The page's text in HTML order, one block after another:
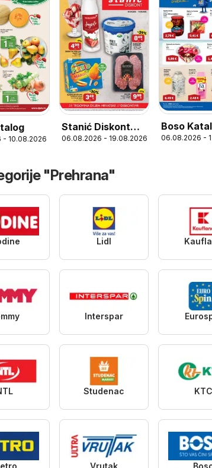
- 10.08.2026
Stanić Diskont
Katalog
06.08.2026 - 19.08.2026
Boso
06.08.2026 -
"Prehrana"
Lidl
Interspar
Studenac KTC
Vrutak